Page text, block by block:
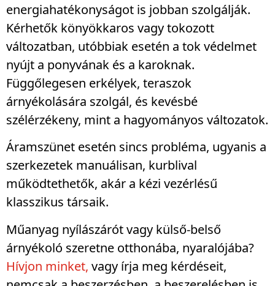
energiahatékonyságot is jobban szolgálják.
Kérhetők könyökkaros vagy tokozott
változatban, utóbbiak esetén a tok védelmet
nyújt a ponyvának és a karoknak.
Függőlegesen erkélyek, teraszok
árnyékolására szolgál, és kevésbé
szélérzékeny, mint a hagyományos változatok.
Áramszünet esetén sincs probléma, ugyanis a
szerkezetek manuálisan, kurblival
működtethetők, akár a kézi vezérlésű
klasszikus társaik.
Műanyag nyílászárót vagy külső-belső
árnyékoló szeretne otthonába, nyaralójába?
Hívjon minket, vagy írja meg kérdéseit,